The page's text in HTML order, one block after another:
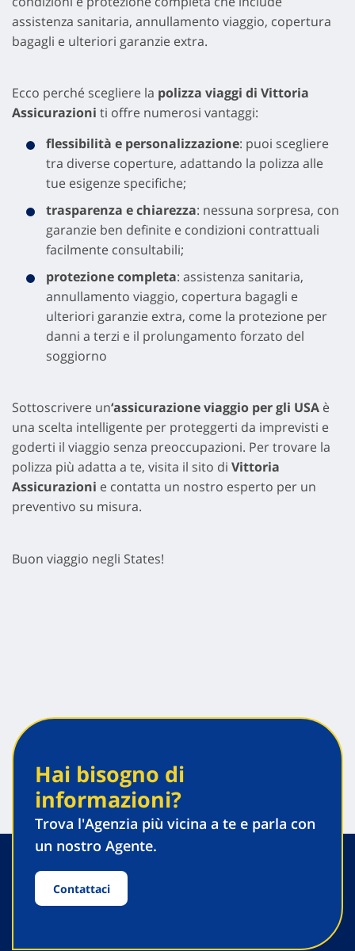
assistenza sanitaria, annullamento viaggio, copertura
bagagli e ulteriori garanzie extra.
Ecco perché scegliere la polizza viaggi di Vittoria
Assicurazioni ti offre numerosi vantaggi:
flessibilità e personalizzazione: puoi scegliere
tra diverse coperture, adattando la polizza alle
tue esigenze specifiche;
trasparenza e chiarezza: nessuna sorpresa, con
garanzie ben definite e condizioni contrattuali
facilmente consultabili;
protezione completa: assistenza sanitaria,
annullamento viaggio, copertura bagagli e
ulteriori garanzie extra, come la protezione per
danni a terzi e il prolungamento forzato del
soggiorno
Sottoscrivere un‘assicurazione viaggio per gli USA è
una scelta intelligente per proteggerti da imprevisti e
goderti il viaggio senza preoccupazioni. Per trovare la
polizza più adatta a te, visita il sito di Vittoria
Assicurazioni e contatta un nostro esperto per un
preventivo su misura.
Buon viaggio negli States!
Hai bisogno di
informazioni?
Trova l'Agenzia più vicina a te e parla con
un nostro Agente.
Contattaci